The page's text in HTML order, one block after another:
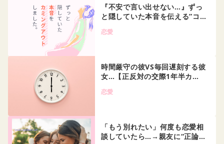
『不安で言い出せない…』ずっ
と隠していた本音を伝える”コ…
恋愛
時間厳守の彼VS毎回遅刻する彼
女…【正反対の交際1年半カ…
恋愛
「もう別れたい」何度も恋愛相
談していたら…→親友に“正論…